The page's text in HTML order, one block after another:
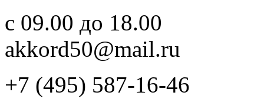
c 09.00 до 18.00
akkord50@mail.ru
+7 (495) 587-16-46